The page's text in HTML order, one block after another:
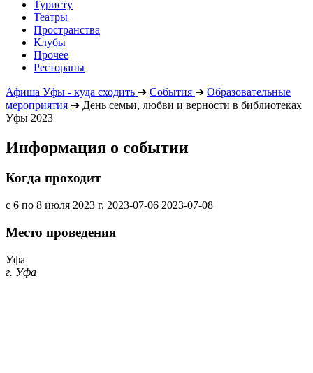
Туристу
Театры
Пространства
Клубы
Прочее
Рестораны
Афиша Уфы - куда сходить ➔ События ➔ Образовательные
мероприятия ➔ День семьи, любви и верности в библиотеках
Уфы 2023
Информация о событии
Когда проходит
с 6 по 8 июля 2023 г. 2023-07-06 2023-07-08
Место проведения
Уфа
г. Уфа